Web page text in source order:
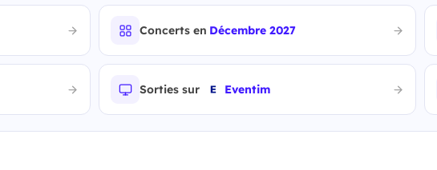
Concerts en Décembre 2027
Sorties sur Eventim